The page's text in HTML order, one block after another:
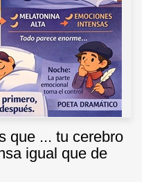
que ... tu cerebro
igual que de